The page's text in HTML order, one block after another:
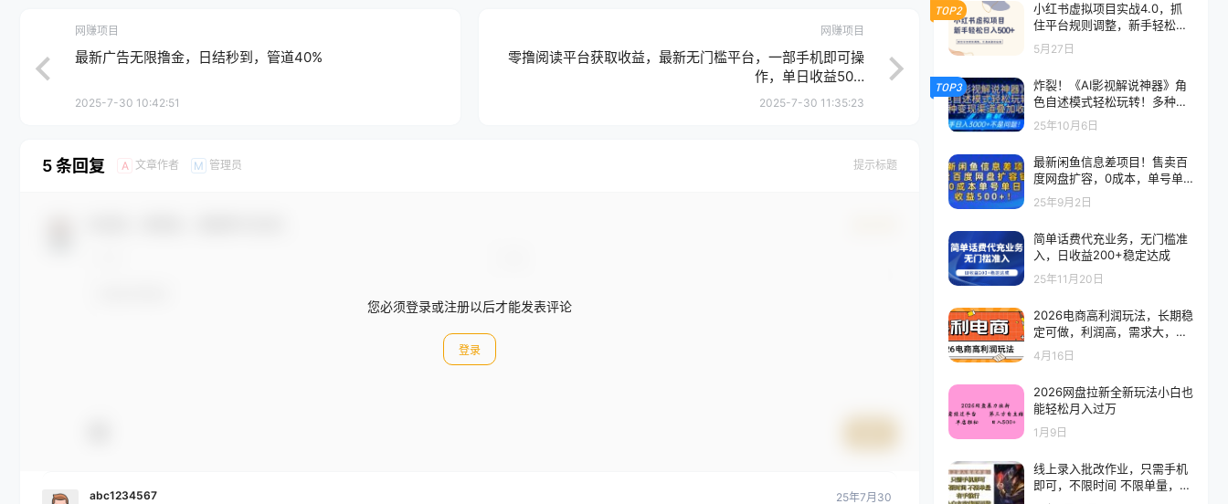
网赚项目
最新广告无限撸金，日结秒到，管道40%
2025-7-30 10:42:51
网赚项目
零撸阅读平台获取收益，最新无门槛平台，一部手机即可操
作，单日收益50…
2025-7-30 11:35:23
5 条回复 A 文章作者 M 管理员 提示标题
您必须登录或注册以后才能发表评论
登录
abc1234567
25年7月30
TOP2
小红书虚拟项目实战4.0，抓
住平台规则调整，新手轻松日
入500+
5月27日
TOP3
炸裂！《AI影视解说神器》角
色自述模式轻松玩转！多种变
现渠道叠加收益，新手日入30
00+不是问题！
25年10月6日
最新闲鱼信息差项目！售卖百
度网盘扩容，0成本，单号单
日收益500+！
25年9月2日
简单话费代充业务，无门槛准
入，日收益200+稳定达成
25年11月20日
2026电商高利润玩法，长期稳
定可做，利润高，需求大，日
赚500
4月16日
2026网盘拉新全新玩法小白也
能轻松月入过万
1月9日
线上录入批改作业，只需手机
即可，不限时间 不限单量，有